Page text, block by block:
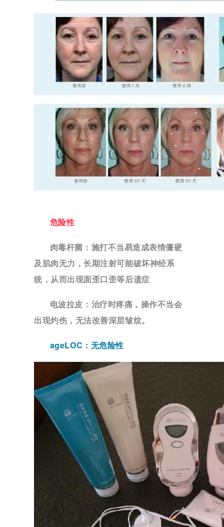
危险性
肉毒杆菌： 施打不当易造成表情僵硬
及肌肉无力，长期注射可能破坏神经系
统，从而出现面歪口歪等后遗症
电波拉皮： 治疗时疼痛，操作不当会
出现灼伤，无法改善深层皱纹。
ageLOC： 无危险性